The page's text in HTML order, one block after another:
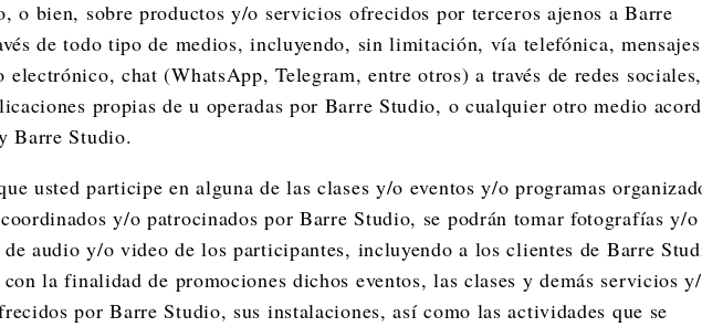
o bien, sobre productos y/o servicios ofrecidos por terceros ajenos a Barre
de todo tipo de medios, incluyendo, sin limitación, vía telefónica, mensajes
electrónico, chat (WhatsApp, Telegram, entre otros) a través de redes
propias de u operadas por Barre Studio, o cualquier otro medio
Barre Studio.
usted participe en alguna de las clases y/o eventos y/o programas
y/o patrocinados por Barre Studio, se podrán tomar fotografías y/o
de audio y/o video de los participantes, incluyendo a los clientes de Barre
la finalidad de promociones dichos eventos, las clases y demás servicios
por Barre Studio, sus instalaciones, así como las actividades que se